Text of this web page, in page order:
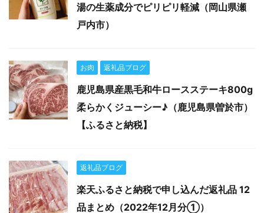
湯の生薬成分でピリピリ軽減（岡山県瀬
戸内市）
お肉 返礼品ブログ
鹿児島県産黒毛和牛ロースステーキ800g
柔らかくジューシー♪（鹿児島県曽於市）
【ふるさと納税】
返礼品ブログ
楽天ふるさと納税で申し込んだ返礼品 12
品まとめ（2022年12月分①）